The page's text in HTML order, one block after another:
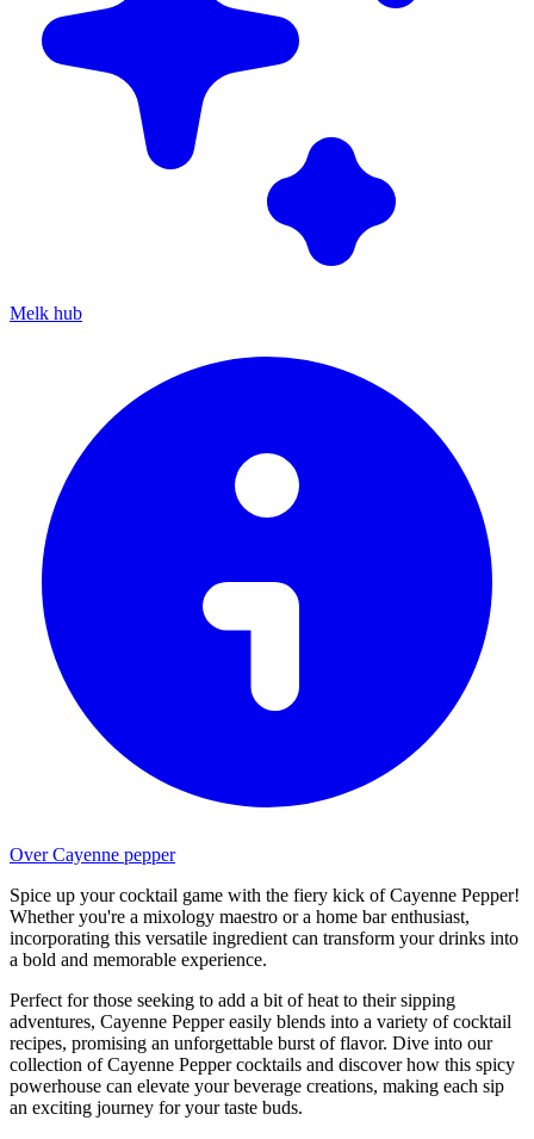
Melk hub
Over Cayenne pepper
Spice up your cocktail game with the fiery kick of Cayenne Pepper!
Whether you're a mixology maestro or a home bar enthusiast,
incorporating this versatile ingredient can transform your drinks into
a bold and memorable experience.
Perfect for those seeking to add a bit of heat to their sipping
adventures, Cayenne Pepper easily blends into a variety of cocktail
recipes, promising an unforgettable burst of flavor. Dive into our
collection of Cayenne Pepper cocktails and discover how this spicy
powerhouse can elevate your beverage creations, making each sip
an exciting journey for your taste buds.